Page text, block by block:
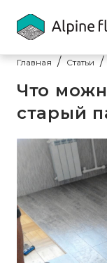
Главная Статьи
Что
старый